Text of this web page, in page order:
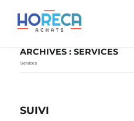
ARCHIVES :SERVICES
Services
SUIVI